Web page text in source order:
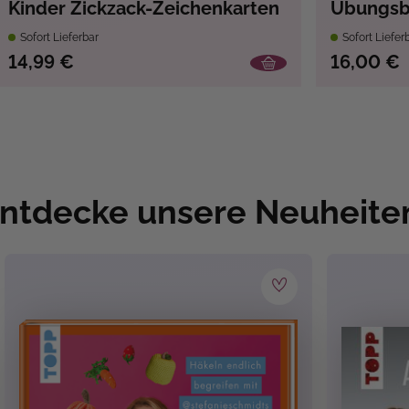
Kinder Zickzack-Zeichenkarten
Sofort Lieferbar
14,99 €
Sofort
16,00 €
unsere